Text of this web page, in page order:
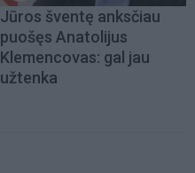
Jūros šventę anksčiau
puošęs Anatolijus
Klemencovas: gal jau
užtenka